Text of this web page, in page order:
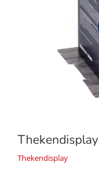
Thekendisplay
Thekendisplay